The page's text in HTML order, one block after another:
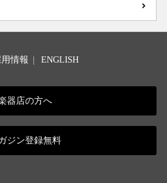
情報 | ENGLISH
器店の方へ
ジン登録無料